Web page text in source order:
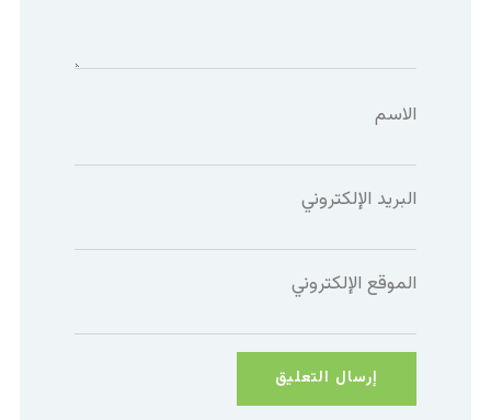
الاسم
البريد الإلكتروني
الموقع الإلكتروني